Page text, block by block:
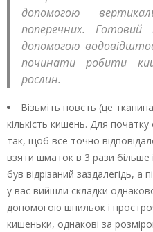
допомогою
поперечних.
допомогою
починати робити
рослин.
Візьміть повсть (це
кількість кишень. Для початку
так, щоб все точно
взяти шматок в 3 рази
був відрізаний заздалегідь,
у вас вийшли складки
допомогою шпильок і
кишеньки, однакові за